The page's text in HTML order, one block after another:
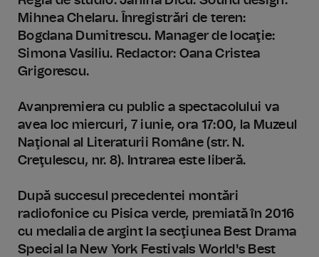
Mihnea Chelaru. Înregistrări de teren:
Bogdana Dumitrescu. Manager de locaţie:
Simona Vasiliu. Redactor: Oana Cristea
Grigorescu.
Avanpremiera cu public a spectacolului va
avea loc miercuri, 7 iunie, ora 17:00, la Muzeul
Naţional al Literaturii Române (str. N.
Creţulescu, nr. 8). Intrarea este liberă.
După succesul precedentei montări
radiofonice cu Pisica verde, premiată în 2016
cu medalia de argint la secţiunea Best Drama
Special la New York Festivals World's Best